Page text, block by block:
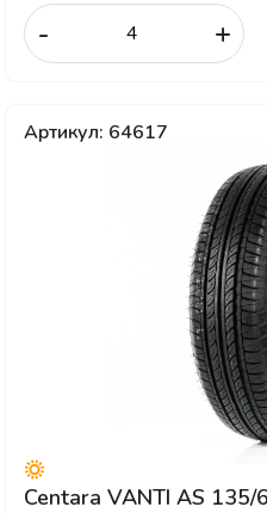
- +
Артикул: 64617
Centara VANTI AS 135/